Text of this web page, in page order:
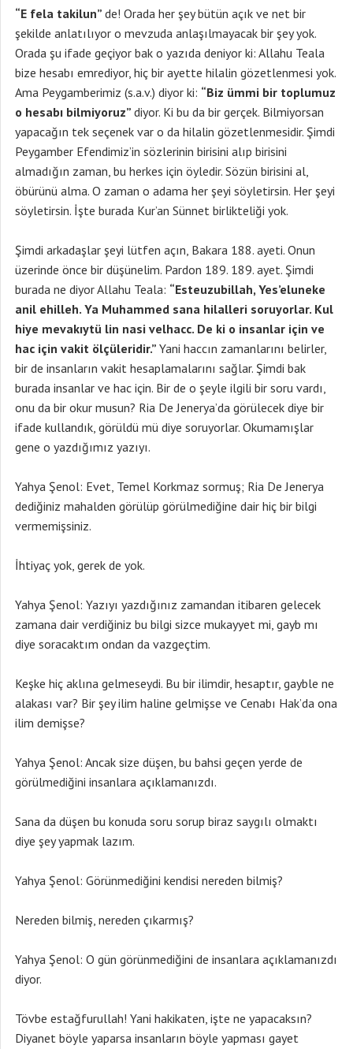
“E fela takilun” de! Orada her şey bütün açık ve net bir
şekilde anlatılıyor o mevzuda anlaşılmayacak bir şey yok.
Orada şu ifade geçiyor bak o yazıda deniyor ki: Allahu Teala
bize hesabı emrediyor, hiç bir ayette hilalin gözetlenmesi yok.
Ama Peygamberimiz (s.a.v.) diyor ki: “Biz ümmi bir toplumuz
o hesabı bilmiyoruz” diyor. Ki bu da bir gerçek. Bilmiyorsan
yapacağın tek seçenek var o da hilalin gözetlenmesidir. Şimdi
Peygamber Efendimiz’in sözlerinin birisini alıp birisini
almadığın zaman, bu herkes için öyledir. Sözün birisini al,
öbürünü alma. O zaman o adama her şeyi söyletirsin. Her şeyi
söyletirsin. İşte burada Kur’an Sünnet birlikteliği yok.
Şimdi arkadaşlar şeyi lütfen açın, Bakara 188. ayeti. Onun
üzerinde önce bir düşünelim. Pardon 189. 189. ayet. Şimdi
burada ne diyor Allahu Teala: “Esteuzubillah, Yes’eluneke
anil ehilleh. Ya Muhammed sana hilalleri soruyorlar. Kul
hiye mevakıytü lin nasi velhacc. De ki o insanlar için ve
hac için vakit ölçüleridir.” Yani haccın zamanlarını belirler,
bir de insanların vakit hesaplamalarını sağlar. Şimdi bak
burada insanlar ve hac için. Bir de o şeyle ilgili bir soru vardı,
onu da bir okur musun? Ria De Jenerya’da görülecek diye bir
ifade kullandık, görüldü mü diye soruyorlar. Okumamışlar
gene o yazdığımız yazıyı.
Yahya Şenol: Evet, Temel Korkmaz sormuş; Ria De Jenerya
dediğiniz mahalden görülüp görülmediğine dair hiç bir bilgi
vermemişsiniz.
İhtiyaç yok, gerek de yok.
Yahya Şenol: Yazıyı yazdığınız zamandan itibaren gelecek
zamana dair verdiğiniz bu bilgi sizce mukayyet mi, gayb mı
diye soracaktım ondan da vazgeçtim.
Keşke hiç aklına gelmeseydi. Bu bir ilimdir, hesaptır, gayble ne
alakası var? Bir şey ilim haline gelmişse ve Cenabı Hak’da ona
ilim demişse?
Yahya Şenol: Ancak size düşen, bu bahsi geçen yerde de
görülmediğini insanlara açıklamanızdı.
Sana da düşen bu konuda soru sorup biraz saygılı olmaktı
diye şey yapmak lazım.
Yahya Şenol: Görünmediğini kendisi nereden bilmiş?
Nereden bilmiş, nereden çıkarmış?
Yahya Şenol: O gün görünmediğini de insanlara açıklamanızdı
diyor.
Tövbe estağfurullah! Yani hakikaten, işte ne yapacaksın?
Diyanet böyle yaparsa insanların böyle yapması gayet